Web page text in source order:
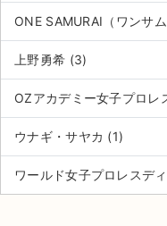
ONE SAMURAI（ワンサ
上野勇希 (3)
OZアカデミー女子プロレ
ウナギ・サヤカ (1)
ワールド女子プロレスデ